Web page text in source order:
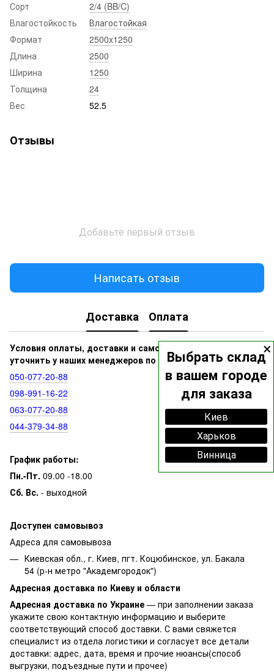
×
Выбрать склад
в вашем городе
для заказа
Киев
Харьков
Винница
Сорт
2/4 (BB/C)
Влагостойкость
Влагостойкая
Формат
2500x1250
Длина
2500
Ширина
1250
Толщина
24
Вес
52.5
Отзывы
Добавьте первый отзыв
Написать отзыв
Доставка Оплата
Условия оплаты, доставки и самовывоза вы можете
уточнить у наших менеджеров по номерам:
050‑077‑20‑88
098‑991‑16‑22
063‑077‑20‑88
044‑379‑34‑88
График работы:
Пн.-Пт. 09.00 -18.00
Сб. Вс. - выходной
Доступен самовывоз
Адреса для самовывоза
Киевская обл., г. Киев, пгт. Коцюбинское, ул. Бакала
54 (р-н метро "Академгородок")
Адресная доставка по Киеву и области
Адресная доставка по Украине — при заполнении заказа
укажите свою контактную информацию и выберите
соответствующий способ доставки. С вами свяжется
специалист из отдела логистики и согласует все детали
доставки: адрес, дата, время и прочие нюансы(способ
выгрузки, подъездные пути и прочее)